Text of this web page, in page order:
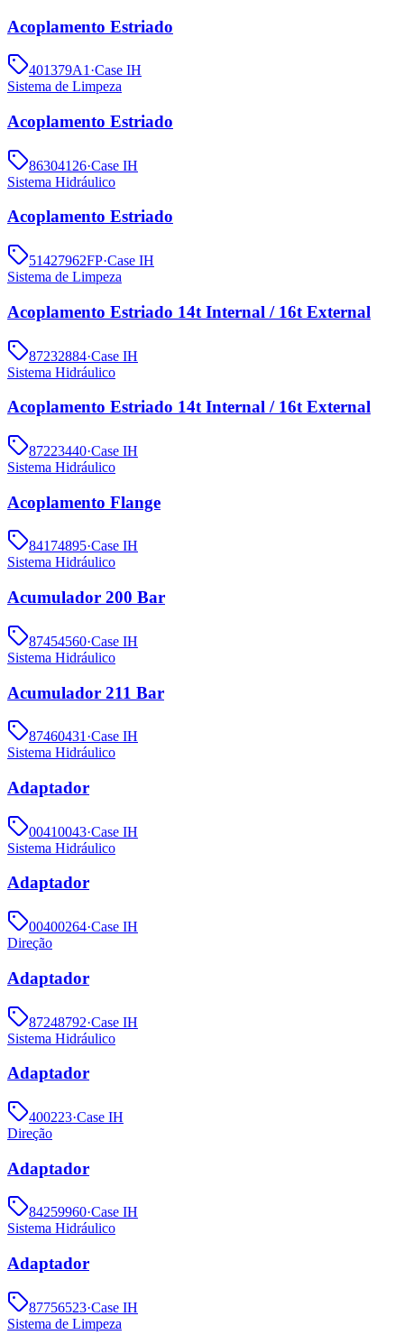
Acoplamento Estriado
401379A1 ·Case IH
Sistema de Limpeza
Acoplamento Estriado
86304126·Case IH
Sistema Hidráulico
Acoplamento Estriado
51427962FP·Case IH
Sistema de Limpeza
Acoplamento Estriado 14t Internal / 16t External
87232884·Case IH
Sistema Hidráulico
Acoplamento Estriado 14t Internal / 16t External
87223440·Case IH
Sistema Hidráulico
Acoplamento Flange
84174895·Case IH
Sistema Hidráulico
Acumulador 200 Bar
87454560·Case IH
Sistema Hidráulico
Acumulador 211 Bar
87460431 ·Case IH
Sistema Hidráulico
Adaptador
00410043·Case IH
Sistema Hidráulico
Adaptador
00400264·Case IH
Direção
Adaptador
87248792·Case IH
Sistema Hidráulico
Adaptador
400223·Case IH
Direção
Adaptador
84259960·Case IH
Sistema Hidráulico
Adaptador
87756523·Case IH
Sistema de Limpeza